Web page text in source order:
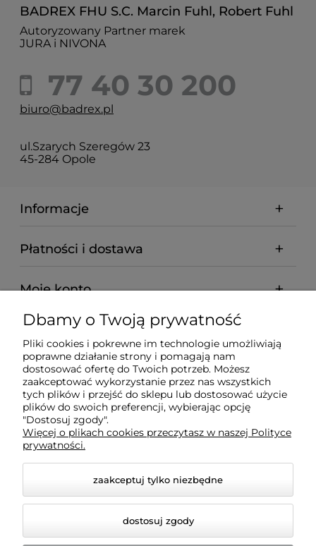
BADREX FHU S.C. Marcin Fuhl, Robert Fuhl
Autoryzowany Partner marek
JURA i NIVONA
77 40 30 200
biuro@badrex.pl
ul.Szarych Szeregów 23
45-284 Opole
Informacje
Płatności i dostawa
Moje konto
Pomoc
O nas
BADREX FHU S.C. Marcin Fuhl, Robert Fuhl | NIP:
7543081443 | REGON: 161576169
Dbamy o Twoją prywatność
Pliki cookies i pokrewne im technologie umożliwiają
poprawne działanie strony i pomagają nam
dostosować ofertę do Twoich potrzeb. Możesz
zaakceptować wykorzystanie przez nas wszystkich
tych plików i przejść do sklepu lub dostosować użycie
plików do swoich preferencji, wybierając opcję
"Dostosuj zgody".
Więcej o plikach cookies przeczytasz w naszej Polityce
prywatności.
zaakceptuj tylko niezbędne
dostosuj zgody